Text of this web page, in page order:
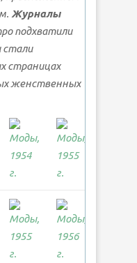
Журналы
подхватили
стали
страницах
женственных